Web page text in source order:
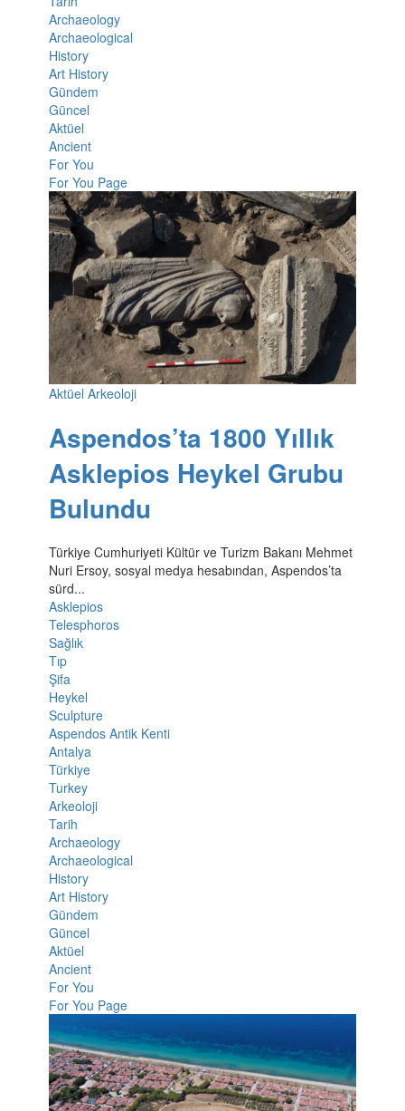
Archaeology
Archaeological
History
Art History
Gündem
Güncel
Aktüel
Ancient
For You
For You Page
Aktüel Arkeoloji
Aspendos’ta 1800 Yıllık
Asklepios Heykel Grubu
Bulundu
Türkiye Cumhuriyeti Kültür ve Turizm Bakanı Mehmet
Nuri Ersoy, sosyal medya hesabından, Aspendos’ta
sürd...
Asklepios
Telesphoros
Sağlık
Tıp
Şifa
Heykel
Sculpture
Aspendos Antik Kenti
Antalya
Türkiye
Turkey
Arkeoloji
Tarih
Archaeology
Archaeological
History
Art History
Gündem
Güncel
Aktüel
Ancient
For You
For You Page